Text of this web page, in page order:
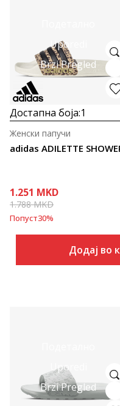
Uporedi
Brzi Pregled
Достапна боја:1
adidas ADILETTE
Женски папучи
1.251 MKD
1.788MKD
Попуст30%
Додај во
Uporedi
Brzi Pregled